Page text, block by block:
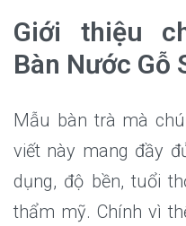
Giới thiệu
Bàn Nước Gỗ
Mẫu bàn trà mà
viết này mang đầy
dụng, độ bền, tuổi
thẩm mỹ. Chính vì